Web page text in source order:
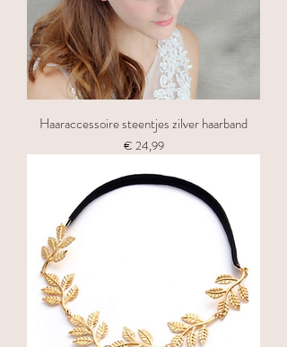
Haaraccessoire steentjes zilver haarband
Prijs
€ 24,99